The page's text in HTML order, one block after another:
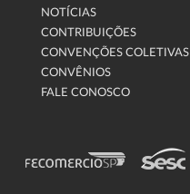
NOTÍCIAS
CONTRIBUIÇÕES
CONVENÇÕES COLETIVAS
CONVÊNIOS
FALE CONOSCO